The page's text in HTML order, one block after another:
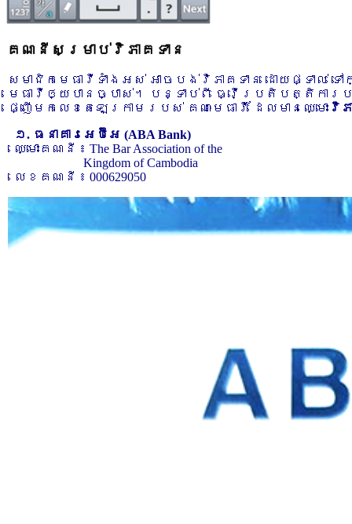
គណនីសម្រាប់វិភាគទាន
សមាជិកមេធាវីទាំងអស់ អាចបង់វិភាគទាន ដោយផ្ទាល់
មេធាវីឲ្យបានច្បាស់។ បន្ទាប់ពី ធ្វើប្រតិបត្តិកា
ផ្ញើមកលេខតេឡេក្រាមរបស់ គណៈមេធាវី ដែលមានឈ្មោះ វិភ
១. ធនាគារអេប៊ីអេ (ABA Bank)
ឈ្មោះគណនី ៖ The Bar Association of the
Kingdom of Cambodia
លេខគណនី ៖ 000629050